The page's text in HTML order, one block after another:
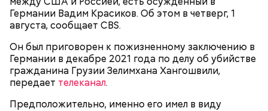
Германии Вадим Красиков. Об этом в четверг, 1
августа, сообщает CBS.
Он был приговорен к пожизненному заключению в
Германии в декабре 2021 года по делу об убийстве
гражданина Грузии Зелимхана Хангошвили,
передает телеканал.
Предположительно, именно его имел в виду
— Хищник чувствует кровь, разведенную в
морской воде в пропорции один к миллиону, —
Также специалист отметил, что часы Судного дня
помогают больше людей привлечь к проблемам
глобального потепления, климатических изменений
и природных последствий войн.